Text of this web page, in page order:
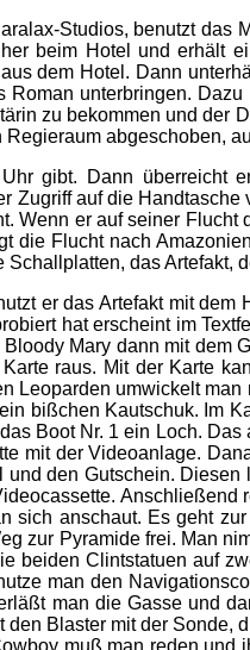
Studios, benutzt
beim Hotel und erhält
dem Hotel. Dann
unterbringen.
zu bekommen und
abgeschoben,
gibt. Dann
auf die
Wenn er auf seiner
Flucht nach
das Artefakt,
er das Artefakt mit
hat erscheint im
Mary dann mit
raus. Mit der Karte
Leoparden umwickelt
bißchen Kautschuk. Im
Boot Nr. 1 ein Loch.
mit der Videoanlage.
den Gutschein.
anschaut. Es geht
zur Pyramide frei. Man
beiden Clintstatuen auf
man den
man die Gasse und
Blaster mit der
muß man reden